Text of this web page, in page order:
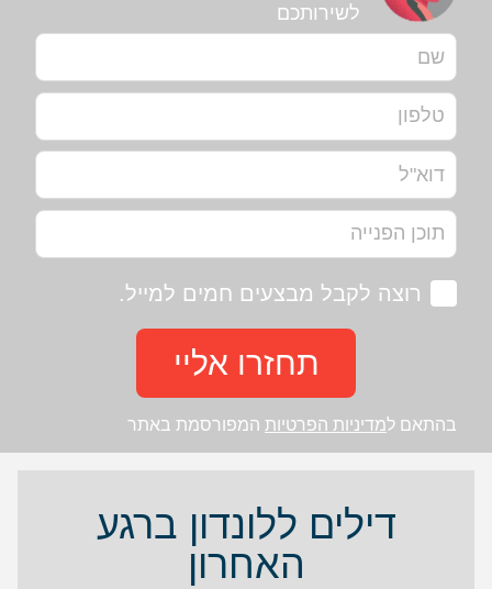
לשירותכם
רוצה לקבל מבצעים חמים למייל.
תחזרו אליי
בהתאם למדיניות הפרטיות המפורסמת באתר
דילים ללונדון ברגע
האחרון